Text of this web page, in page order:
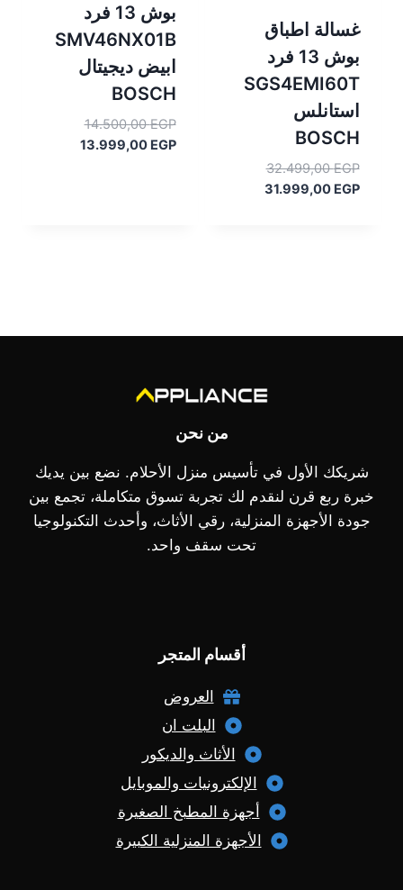
غسالة اطباق
بوش 13 فرد
SGS4EMI60T
استانلس
BOSCH
32.499,00EGP
السعر
الأصلي31.999,00 EGP
السعر
بوش 13 فرد
SMV46NX01B
ابيض ديجيتال
BOSCH
14.500,00EGP
السعر
الأصلي13.999,00 EGP
السعر
من نحن
شريكك الأول في تأسيس منزل الأحلام. نضع بين يديك
خبرة ربع قرن لنقدم لك تجربة تسوق متكاملة، تجمع بين
جودة الأجهزة المنزلية، رقي الأثاث، وأحدث التكنولوجيا
تحت سقف واحد.
أقسام المتجر
العروض
البلت ان
الأثاث والديكور
الإلكترونيات والموبايل
أجهزة المطبخ الصغيرة
الأجهزة المنزلية الكبيرة